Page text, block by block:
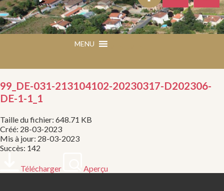
99_DE-031-213104102-20230317-D202306-
DE-1-1_1
Taille du fichier: 648.71 KB
Créé: 28-03-2023
Mis à jour: 28-03-2023
Succès: 142
Télécharger Aperçu